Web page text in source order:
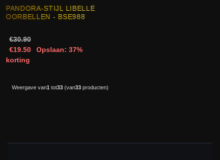
PANDORA-STIJL LIBELLE
OORBELLEN - BSE988
€30.90
€19.50
Opslaan: 37%
korting
Weergave van1 tot33(van33producten)